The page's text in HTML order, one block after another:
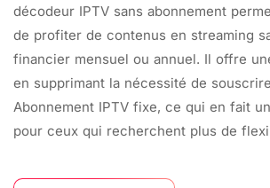
décodeur IPTV sans abonnement
de profiter de contenus en streaming
financier mensuel ou annuel. Il offre
en supprimant la nécessité de
Abonnement IPTV fixe, ce qui en fait
pour ceux qui recherchent plus de